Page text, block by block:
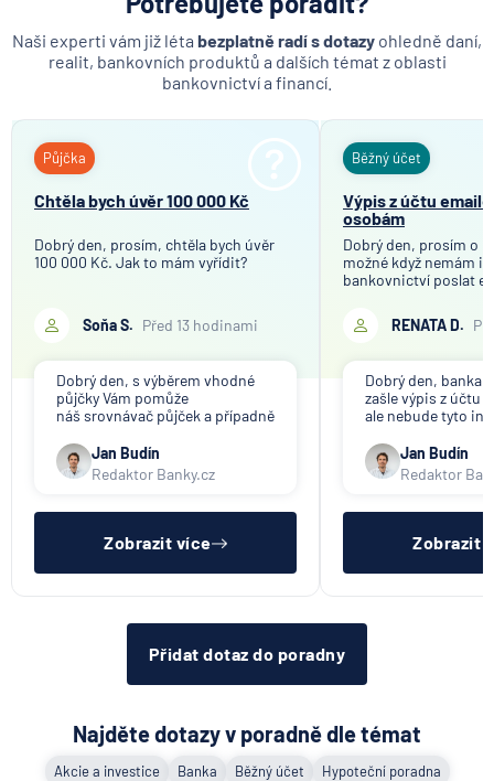
Modrá pyramida stavební spořitelna
MONETA Money Bank
Národní rozvojová banka
NEY spořitelní družstvo
NN Penzijní společnost
Oberbank AG
Raiffeisen stavební spořitelna
Sparkasse Oberlausitz
Stavební spořitelna České spořitelny
SV pojišťovna
Trinity Bank
Volksbank Löbau-Zittau eG
Volksbank Raiffeisenbank Nordoberpfalz eG
Všeobecná zdravotní pojišťovna
Naši experti vám již léta bezplatně radí s dotazy ohledně daní,
realit, bankovních produktů a dalších témat z oblasti
bankovnictví a financí.
Půjčka
Chtěla bych úvěr 100 000 Kč
Dobrý den, prosím, chtěla bych úvěr
100 000 Kč. Jak to mám vyřídit?
Soňa S. Před 13 hodinami
Dobrý den, s výběrem vhodné
půjčky Vám pomůže
náš srovnávač půjček a případně
půjček. Pro získání půjčky je
třeba mít dostatečný příjem,
nebýt ve zkušební ani výpovědní
Jan Budín
Redaktor Banky.cz
Zobrazit více
Běžný účet
Výpis z účtu
osobám
Dobrý den, prosím o
možné když nemám
bankovnictví poslat
společnosti, které
účelem ověření
RENATA D.
Dobrý den, banka
zašle výpis z účtu
ale nebude tyto
společnosti).
přeposlání emailu
jiným osobám či
Jan Budín
Redaktor
Zobrazit
Přidat dotaz do poradny
Najděte dotazy v poradně dle témat
Akcie a investice Banka Běžný účet
Hypoteční poradna